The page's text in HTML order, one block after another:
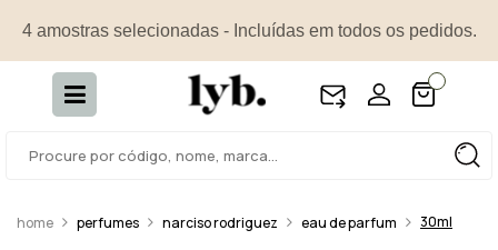
4 amostras selecionadas - Incluídas em todos os pedidos.
perfumes narciso rodriguez eau de parfum 30ml